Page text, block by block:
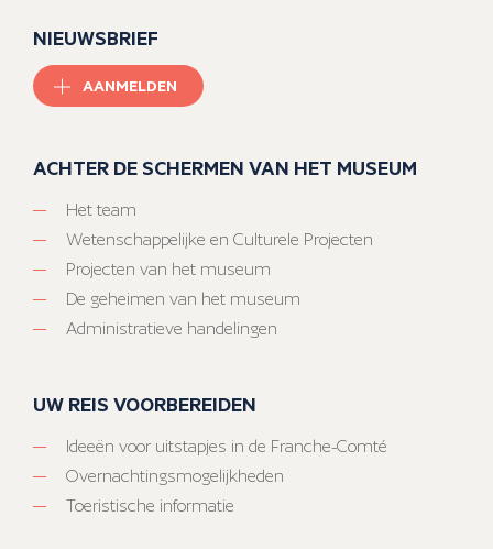
NIEUWSBRIEF
AANMELDEN
ACHTER DE SCHERMEN VAN HET MUSEUM
Het team
Wetenschappelijke en Culturele Projecten
Projecten van het museum
De geheimen van het museum
Administratieve handelingen
UW REIS VOORBEREIDEN
Ideeën voor uitstapjes in de Franche-Comté
Overnachtingsmogelijkheden
Toeristische informatie